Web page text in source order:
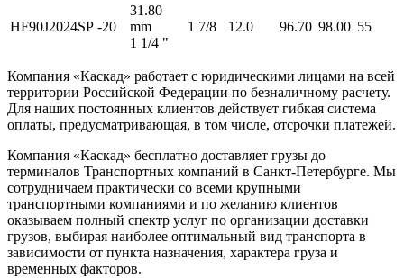
HF90J2024SP -20
31.80
mm
1 1/4 "
1 7/8 12.0 96.70 98.00 55
Компания «Каскад» работает с юридическими лицами на всей
территории Российской Федерации по безналичному расчету.
Для наших постоянных клиентов действует гибкая система
оплаты, предусматривающая, в том числе, отсрочки платежей.
Компания «Каскад» бесплатно доставляет грузы до
терминалов Транспортных компаний в Санкт-Петербурге. Мы
сотрудничаем практически со всеми крупными
транспортными компаниями и по желанию клиентов
оказываем полный спектр услуг по организации доставки
грузов, выбирая наиболее оптимальный вид транспорта в
зависимости от пункта назначения, характера груза и
временных факторов.